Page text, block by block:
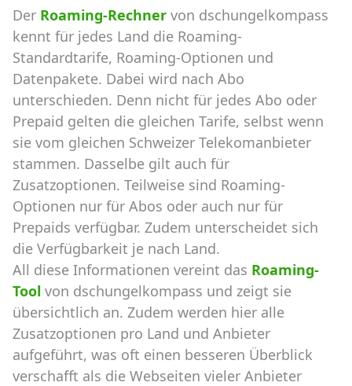
Der Roaming-Rechner von dschungelkompass
kennt für jedes Land die Roaming-
Standardtarife, Roaming-Optionen und
Datenpakete. Dabei wird nach Abo
unterschieden. Denn nicht für jedes Abo oder
Prepaid gelten die gleichen Tarife, selbst wenn
sie vom gleichen Schweizer Telekomanbieter
stammen. Dasselbe gilt auch für
Zusatzoptionen. Teilweise sind Roaming-
Optionen nur für Abos oder auch nur für
Prepaids verfügbar. Zudem unterscheidet sich
die Verfügbarkeit je nach Land.
All diese Informationen vereint das Roaming-
Tool von dschungelkompass und zeigt sie
übersichtlich an. Zudem werden hier alle
Zusatzoptionen pro Land und Anbieter
aufgeführt, was oft einen besseren Überblick
verschafft als die Webseiten vieler Anbieter